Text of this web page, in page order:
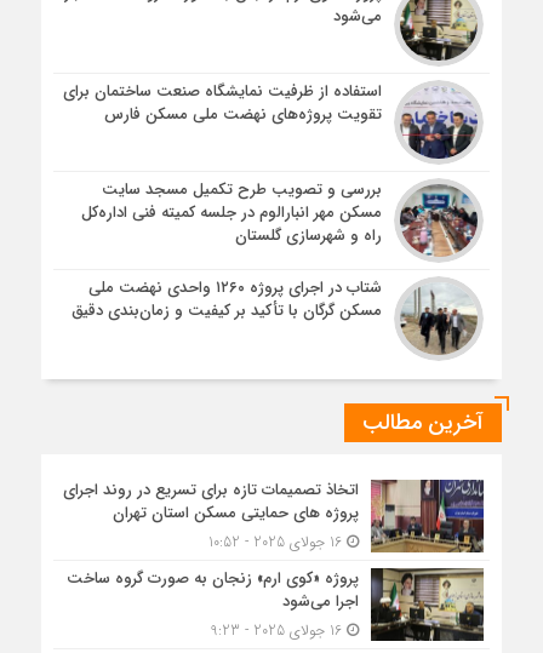
می‌شود
استفاده از ظرفیت نمایشگاه صنعت ساختمان برای
تقویت پروژه‌های نهضت ملی مسکن فارس
بررسی و تصویب طرح تکمیل مسجد سایت
مسکن مهر انبارالوم در جلسه کمیته فنی اداره‌کل
راه و شهرسازی گلستان
شتاب در اجرای پروژه ۱۲۶۰ واحدی نهضت ملی
مسکن گرگان با تأکید بر کیفیت و زمان‌بندی دقیق
آخرین مطالب
اتخاذ تصمیمات تازه برای تسریع در روند اجرای
پروژه های حمایتی مسکن استان تهران
16 جولای 2025 - 10:52
پروژه «کوی ارم» زنجان به صورت گروه ساخت
اجرا می‌شود
16 جولای 2025 - 9:23